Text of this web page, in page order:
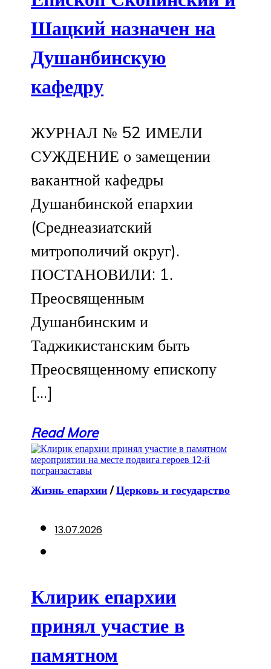
Шацкий назначен на
Душанбинскую
кафедру
ЖУРНАЛ № 52 ИМЕЛИ
СУЖДЕНИЕ о замещении
вакантной кафедры
Душанбинской епархии
(Среднеазиатский
митрополичий округ).
ПОСТАНОВИЛИ: 1.
Преосвященным
Душанбинским и
Таджикистанским быть
Преосвященному епископу
[…]
Read More
Жизнь епархии /Церковь и государство
13.07.2026
Клирик епархии
принял участие в
памятном